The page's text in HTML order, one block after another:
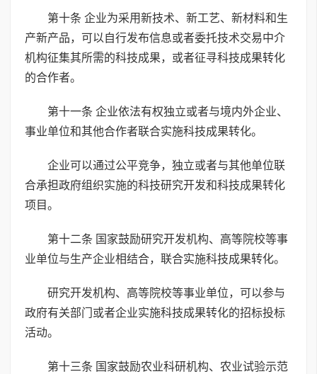
第十条 企业为采用新技术、新工艺、新材料和生
产新产品，可以自行发布信息或者委托技术交易中介
机构征集其所需的科技成果，或者征寻科技成果转化
的合作者。
第十一条 企业依法有权独立或者与境内外企业、
事业单位和其他合作者联合实施科技成果转化。
企业可以通过公平竞争，独立或者与其他单位联
合承担政府组织实施的科技研究开发和科技成果转化
项目。
第十二条 国家鼓励研究开发机构、高等院校等事
业单位与生产企业相结合，联合实施科技成果转化。
研究开发机构、高等院校等事业单位，可以参与
政府有关部门或者企业实施科技成果转化的招标投标
活动。
第十三条 国家鼓励农业科研机构、农业试验示范